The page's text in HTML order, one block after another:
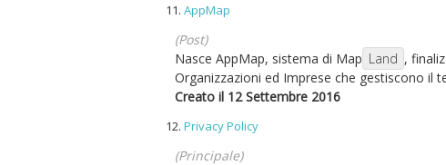
11. AppMap
(Post)
Nasce AppMap, sistema di Map Land ,
Organizzazioni ed Imprese che gestiscono il
Creato il 12 Settembre 2016
12. Privacy Policy
(Principale)